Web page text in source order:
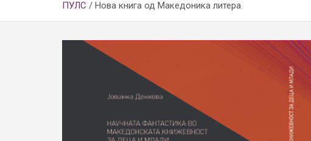
ПУЛС Нова книга од Македоника литера